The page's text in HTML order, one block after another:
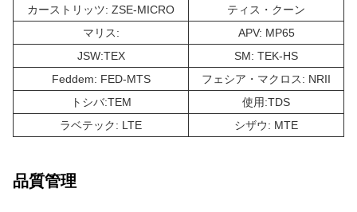
カーストリッツ: ZSE-MICRO
ティス・クーン
マリス:
APV: MP65
JSW:TEX
SM: TEK-HS
Feddem: FED-MTS
フェシア・マクロス: NRII
トシバ:TEM
使用:TDS
ラベテック: LTE
シザウ: MTE
品質管理